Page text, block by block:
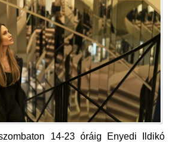
14-23 óráig Enyedi Ildikó